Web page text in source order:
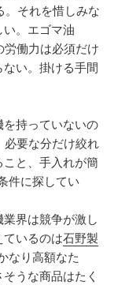
。それを惜しみな
い。エゴマ油
働力は必須だけ
い。掛ける手間
持っていないの
必要な分だけ絞れ
と、手入れが簡
件に探してい
界は競争が激し
ているのは石野製
なり高額なた
うな商品はたく